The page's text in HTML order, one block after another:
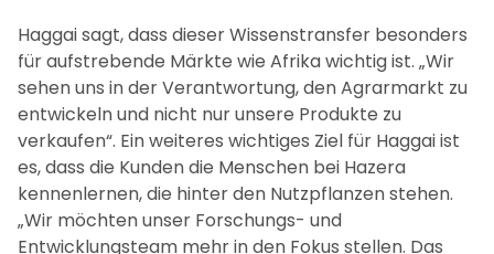
Haggai sagt, dass dieser Wissenstransfer besonders
für aufstrebende Märkte wie Afrika wichtig ist. „Wir
sehen uns in der Verantwortung, den Agrarmarkt zu
entwickeln und nicht nur unsere Produkte zu
verkaufen“. Ein weiteres wichtiges Ziel für Haggai ist
es, dass die Kunden die Menschen bei Hazera
kennenlernen, die hinter den Nutzpflanzen stehen.
„Wir möchten unser Forschungs- und
Entwicklungsteam mehr in den Fokus stellen. Das